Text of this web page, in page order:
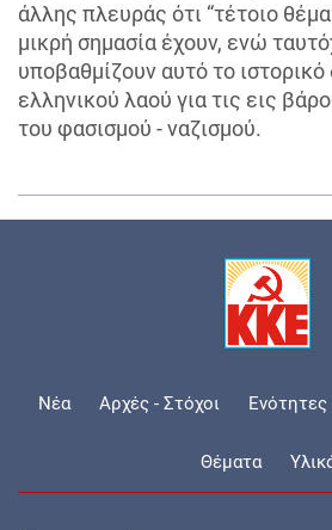
άλλης πλευράς ότι “τέτοιο
μικρή σημασία έχουν, ενώ
υποβαθμίζουν αυτό το
ελληνικού λαού για τις εις
του φασισμού - ναζισμού.
Νέα Αρχές - Στόχοι Ενότητες
Θέματα